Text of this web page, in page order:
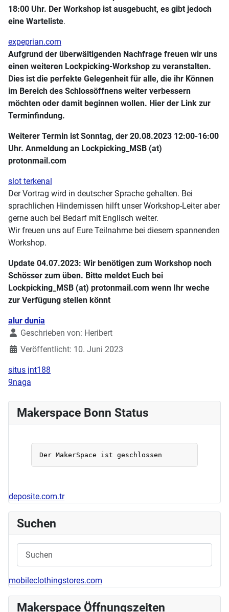
18:00 Uhr. Der Workshop ist ausgebucht, es gibt jedoch
eine Warteliste.
expeprian.com
Aufgrund der überwältigenden Nachfrage freuen wir uns
einen weiteren Lockpicking-Workshop zu veranstalten.
Dies ist die perfekte Gelegenheit für alle, die ihr Können
im Bereich des Schlossöffnens weiter verbessern
möchten oder damit beginnen wollen. Hier der Link zur
Terminfindung.
Weiterer Termin ist Sonntag, der 20.08.2023 12:00-16:00
Uhr. Anmeldung an Lockpicking_MSB (at)
protonmail.com
slot terkenal
Der Vortrag wird in deutscher Sprache gehalten. Bei
sprachlichen Hindernissen hilft unser Workshop-Leiter aber
gerne auch bei Bedarf mit Englisch weiter.
Wir freuen uns auf Eure Teilnahme bei diesem spannenden
Workshop.
Update 04.07.2023: Wir benötigen zum Workshop noch
Schösser zum üben. Bitte meldet Euch bei
Lockpicking_MSB (at) protonmail.com wenn Ihr weche
zur Verfügung stellen könnt
Details
alur dunia
Geschrieben von: Heribert
Veröffentlicht: 10. Juni 2023
situs jnt188
9naga
Makerspace Bonn Status
deposite.com.tr
Suchen
mobileclothingstores.com
Makerspace Öffnungszeiten